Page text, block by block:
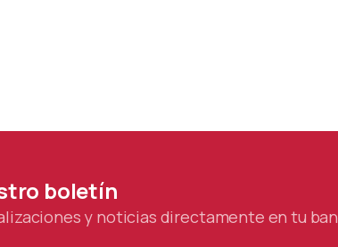
boletín
y noticias directamente en tu